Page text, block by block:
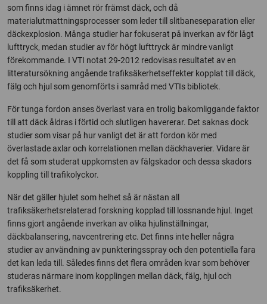
som finns idag i ämnet rör främst däck, och då
materialutmattningsprocesser som leder till slitbaneseparation eller
däckexplosion. Många studier har fokuserat på inverkan av för lågt
lufttryck, medan studier av för högt lufttryck är mindre vanligt
förekommande. I VTI notat 29-2012 redovisas resultatet av en
litteratursökning angående trafiksäkerhetseffekter kopplat till däck,
fälg och hjul som genomförts i samråd med VTIs bibliotek.
För tunga fordon anses överlast vara en trolig bakomliggande faktor
till att däck åldras i förtid och slutligen havererar. Det saknas dock
studier som visar på hur vanligt det är att fordon kör med
överlastade axlar och korrelationen mellan däckhaverier. Vidare är
det få som studerat uppkomsten av fälgskador och dessa skadors
koppling till trafikolyckor.
När det gäller hjulet som helhet så är nästan all
trafiksäkerhetsrelaterad forskning kopplad till lossnande hjul. Inget
finns gjort angående inverkan av olika hjulinställningar,
däckbalansering, navcentrering etc. Det finns inte heller några
studier av användning av punkteringsspray och den potentiella fara
det kan leda till. Således finns det flera områden kvar som behöver
studeras närmare inom kopplingen mellan däck, fälg, hjul och
trafiksäkerhet.